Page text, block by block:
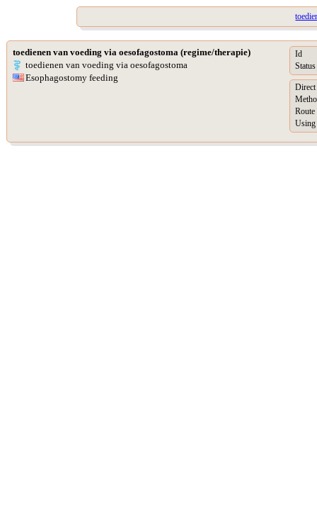
toedienen van voeding via oesofagostoma (regime/therapie)
toedienen van voeding via oesofagostoma
Esophagostomy feeding
Id
Status
Direct
Using